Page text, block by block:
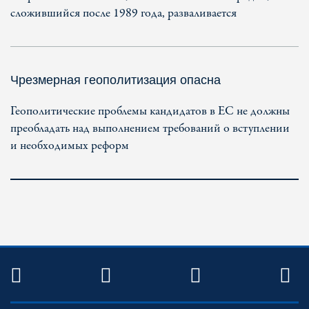
сложившийся после 1989 года, разваливается
Чрезмерная геополитизация опасна
Геополитические проблемы кандидатов в ЕС не должны
преобладать над выполнением требований о вступлении
и необходимых реформ
TWITTER FACEBOOKYOUTUBE